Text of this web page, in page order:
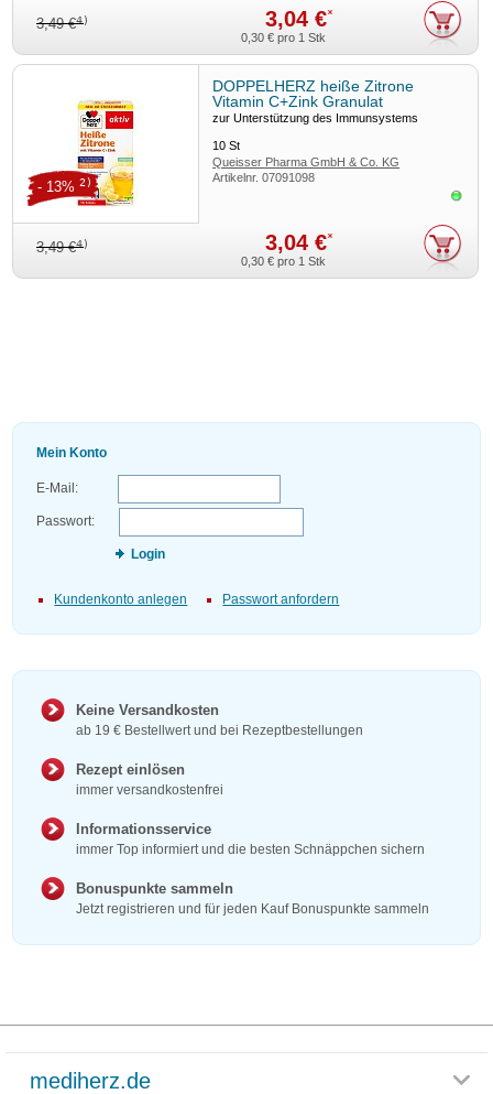
3,49 €4) 3,04 €*
0,30 € pro 1 Stk
DOPPELHERZ heiße Zitrone
Vitamin C+Zink Granulat
zur Unterstützung des Immunsystems
10St
Queisser Pharma GmbH & Co. KG
Artikelnr.07091098
3,49 €4) 3,04 €*
- 13% 2)
0,30 € pro 1 Stk
Mein Konto
E-Mail:
Passwort:
Login
Kundenkonto anlegen Passwort anfordern
Keine Versandkosten
ab 19 € Bestellwert und bei Rezeptbestellungen
Rezept einlösen
immer versandkostenfrei
Informationsservice
immer Top informiert und die besten Schnäppchen sichern
Bonuspunkte sammeln
Jetzt registrieren und für jeden Kauf Bonuspunkte sammeln
mediherz.de